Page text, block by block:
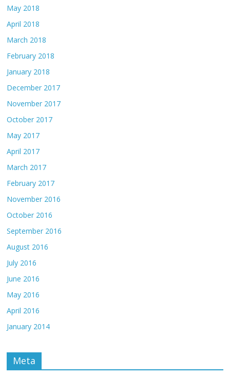
May 2018
April 2018
March 2018
February 2018
January 2018
December 2017
November 2017
October 2017
May 2017
April 2017
March 2017
February 2017
November 2016
October 2016
September 2016
August 2016
July 2016
June 2016
May 2016
April 2016
January 2014
Meta